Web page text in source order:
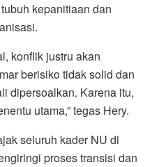
kepanitiaan dan
konflik justru akan
berisiko tidak solid dan
dipersoalkan. Karena itu,
utama,” tegas Hery.
seluruh kader NU di
proses transisi dan